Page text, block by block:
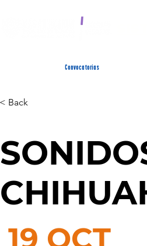
Convocatorias
< Back
19 OCT